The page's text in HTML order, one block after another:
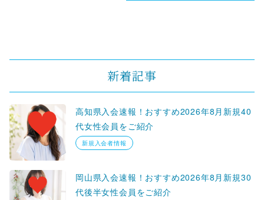
新着記事
高知県入会速報！おすすめ2026年8月新規40
代女性会員をご紹介
新規入会者情報
岡山県入会速報！おすすめ2026年8月新規30
代後半女性会員をご紹介